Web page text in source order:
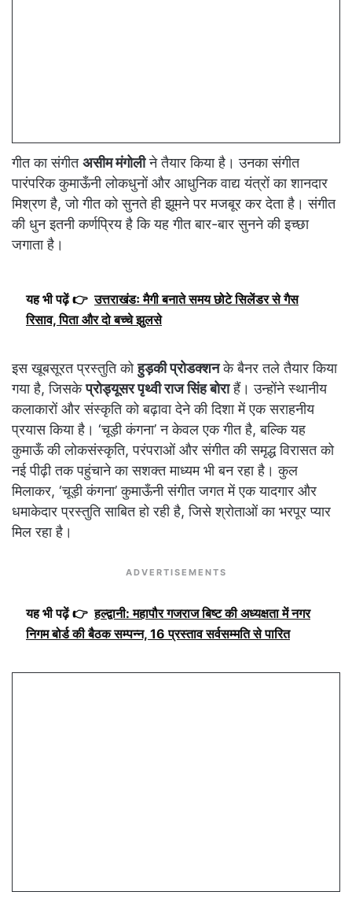
गीत का संगीतअसीम मंगोलीने तैयार किया है। उनका संगीत
पारंपरिक कुमाऊँनी लोकधुनों और आधुनिक वाद्य यंत्रों का शानदार
मिश्रण है, जो गीत को सुनते ही झूमने पर मजबूर कर देता है। संगीत
की धुन इतनी कर्णप्रिय है कि यह गीत बार-बार सुनने की इच्छा
जगाता है।
यह भी पढ़ें 👉 उत्तराखंडः मैगी बनाते समय छोटे सिलेंडर से गैस
रिसाव, पिता और दो बच्चे झुलसे
इस खूबसूरत प्रस्तुति कोहुड़की प्रोडक्शनके बैनर तले तैयार किया
गया है, जिसकेप्रोड्यूसर पृथ्वी राज सिंह बोराहैं। उन्होंने स्थानीय
कलाकारों और संस्कृति को बढ़ावा देने की दिशा में एक सराहनीय
प्रयास किया है। ‘चूड़ी कंगना’ न केवल एक गीत है, बल्कि यह
कुमाऊँ की लोकसंस्कृति, परंपराओं और संगीत की समृद्ध विरासत को
नई पीढ़ी तक पहुंचाने का सशक्त माध्यम भी बन रहा है। कुल
मिलाकर, ‘चूड़ी कंगना’ कुमाऊँनी संगीत जगत में एक यादगार और
धमाकेदार प्रस्तुति साबित हो रही है, जिसे श्रोताओं का भरपूर प्यार
मिल रहा है।
ADVERTISEMENTS
यह भी पढ़ें 👉 हल्द्वानी: महापौर गजराज बिष्ट की अध्यक्षता में नगर
निगम बोर्ड की बैठक सम्पन्न, 16 प्रस्ताव सर्वसम्मति से पारित